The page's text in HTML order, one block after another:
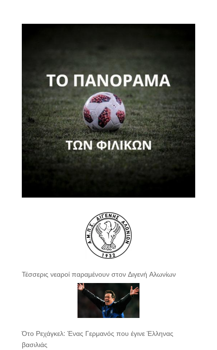
Τέσσερις νεαροί παραμένουν στον Διγενή Αλωνίων
Ότο Ρεχάγκελ: Ένας Γερμανός που έγινε Έλληνας
βασιλιάς